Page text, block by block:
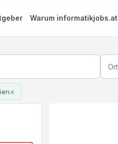
Warum informatikjobs.at
×